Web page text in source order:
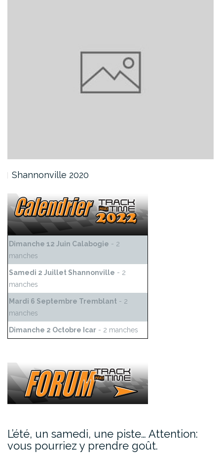
Shannonville 2020
Dimanche 12 Juin Calabogie - 2
manches
Samedi 2 Juillet Shannonville - 2
manches
Mardi 6 Septembre Tremblant - 2
manches
Dimanche 2 Octobre Icar - 2 manches
L’été, un samedi, une piste… Attention:
vous pourriez y prendre goût.